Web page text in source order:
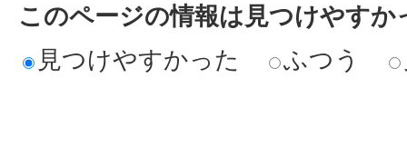
このページの情報は見つけやすか
見つけやすかった
ふつう